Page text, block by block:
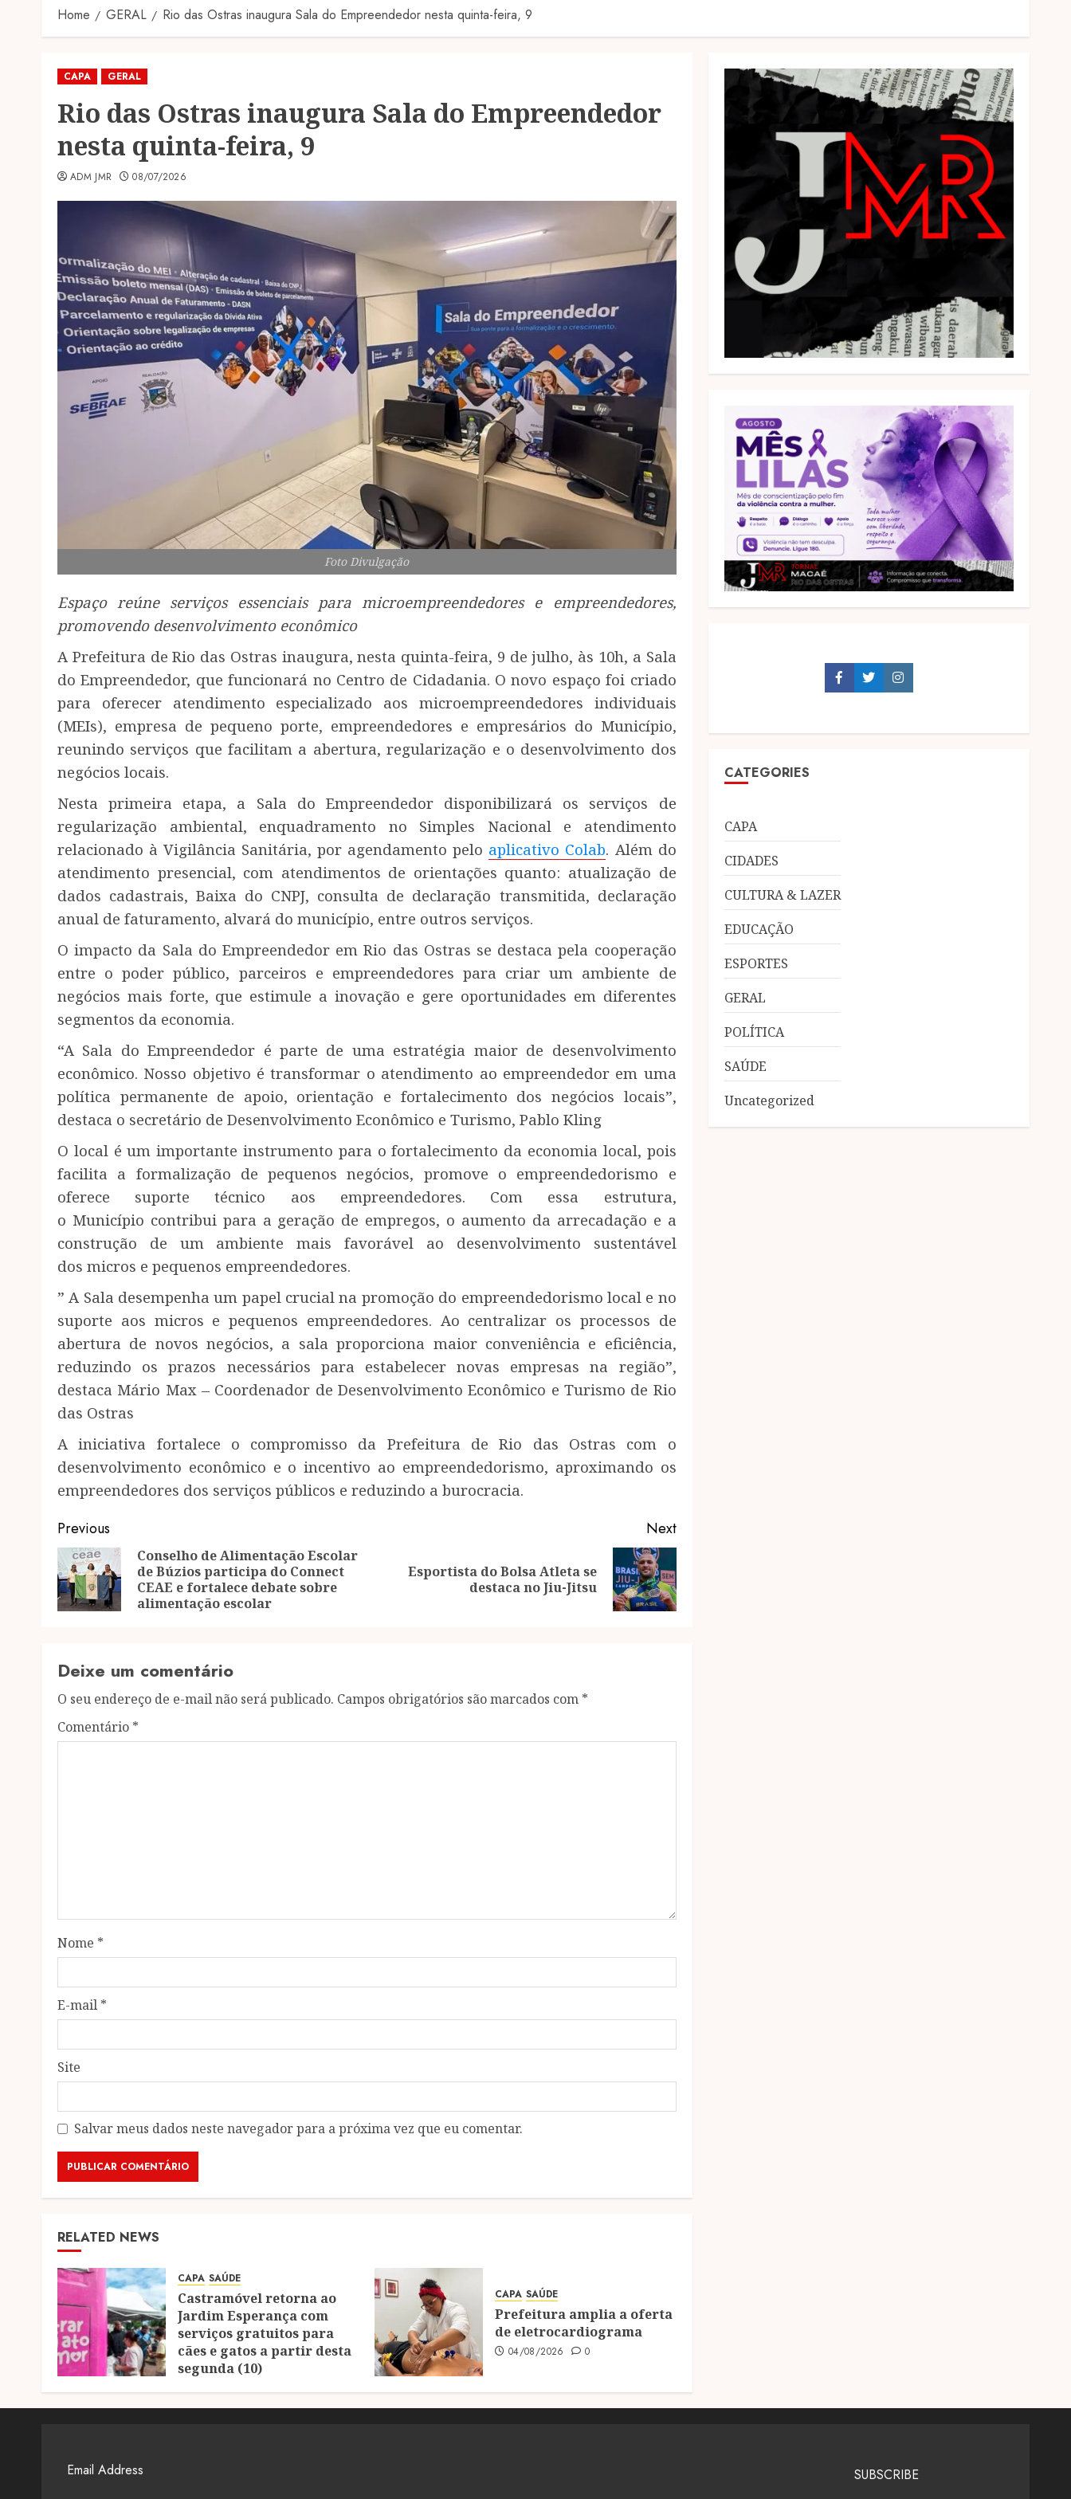
Home GERAL Rio das Ostras inaugura Sala do Empreendedor nesta quinta-feira, 9
CAPA GERAL
Rio das Ostras inaugura Sala do Empreendedor
nesta quinta-feira, 9
ADM JMR 08/07/2026
Foto Divulgação
Espaço reúne serviços essenciais para microempreendedores e empreendedores,
promovendo desenvolvimento econômico
A Prefeitura de Rio das Ostras inaugura, nesta quinta-feira, 9 de julho, às 10h, a Sala
do Empreendedor, que funcionará no Centro de Cidadania. O novo espaço foi criado
para oferecer atendimento especializado aos microempreendedores individuais
(MEIs), empresa de pequeno porte, empreendedores e empresários do Município,
reunindo serviços que facilitam a abertura, regularização e o desenvolvimento dos
negócios locais.
Nesta primeira etapa, a Sala do Empreendedor disponibilizará os serviços de
regularização ambiental, enquadramento no Simples Nacional e atendimento
relacionado à Vigilância Sanitária, por agendamento pelo aplicativo Colab. Além do
atendimento presencial, com atendimentos de orientações quanto: atualização de
dados cadastrais, Baixa do CNPJ, consulta de declaração transmitida, declaração
anual de faturamento, alvará do município, entre outros serviços.
O impacto da Sala do Empreendedor em Rio das Ostras se destaca pela cooperação
entre o poder público, parceiros e empreendedores para criar um ambiente de
negócios mais forte, que estimule a inovação e gere oportunidades em diferentes
segmentos da economia.
“A Sala do Empreendedor é parte de uma estratégia maior de desenvolvimento
econômico. Nosso objetivo é transformar o atendimento ao empreendedor em uma
política permanente de apoio, orientação e fortalecimento dos negócios locais”,
destaca o secretário de Desenvolvimento Econômico e Turismo, Pablo Kling
O local é um importante instrumento para o fortalecimento da economia local, pois
facilita a formalização de pequenos negócios, promove o empreendedorismo e
oferece suporte técnico aos empreendedores. Com essa estrutura,
o Município contribui para a geração de empregos, o aumento da arrecadação e a
construção de um ambiente mais favorável ao desenvolvimento sustentável
dos micros e pequenos empreendedores.
” A Sala desempenha um papel crucial na promoção do empreendedorismo local e no
suporte aos micros e pequenos empreendedores. Ao centralizar os processos de
abertura de novos negócios, a sala proporciona maior conveniência e eficiência,
reduzindo os prazos necessários para estabelecer novas empresas na região”,
destaca Mário Max – Coordenador de Desenvolvimento Econômico e Turismo de Rio
das Ostras
A iniciativa fortalece o compromisso da Prefeitura de Rio das Ostras com o
desenvolvimento econômico e o incentivo ao empreendedorismo, aproximando os
empreendedores dos serviços públicos e reduzindo a burocracia.
Post
navigation
Previous
Previous
Conselho de Alimentação Escolar
de Búzios participa do Connect
CEAE e fortalece debate sobre
alimentação escolar
Next
Esportista do Bolsa Atleta se
destaca no Jiu-Jitsu
Deixe um comentário
O seu endereço de e-mail não será publicado. Campos obrigatórios são marcados com *
Comentário *
Nome *
E-mail *
Site
Salvar meus dados neste navegador para a próxima vez que eu comentar.
RELATED NEWS
CAPA SAÚDE
Castramóvel retorna ao
Jardim Esperança com
serviços gratuitos para
cães e gatos a partir desta
segunda (10)
CAPA SAÚDE
Prefeitura amplia a oferta
de eletrocardiograma
04/08/2026 0
Facebook
TwitterInstagram
CATEGORIES
CAPA
CIDADES
CULTURA & LAZER
EDUCAÇÃO
ESPORTES
GERAL
POLÍTICA
SAÚDE
Uncategorized
SUBSCRIBE